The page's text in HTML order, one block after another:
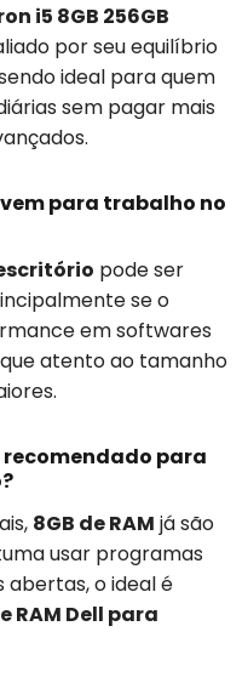
i5 8GB 256GB
por seu equilíbrio
ideal para quem
sem pagar mais
para trabalho no
pode ser
se o
em softwares
atento ao tamanho
recomendado para
8GB de RAM já são
usar programas
abertas, o ideal é
RAM Dell para